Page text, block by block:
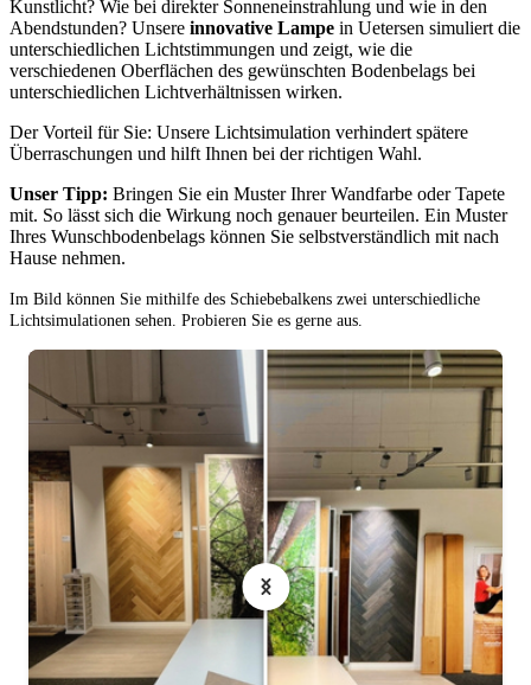
Kunstlicht? Wie bei direkter Sonneneinstrahlung und wie in den
Abendstunden? Unsere innovative Lampe in Uetersen simuliert die
unterschiedlichen Lichtstimmungen und zeigt, wie die
verschiedenen Oberflächen des gewünschten Bodenbelags bei
unterschiedlichen Lichtverhältnissen wirken.
Der Vorteil für Sie: Unsere Lichtsimulation verhindert spätere
Überraschungen und hilft Ihnen bei der richtigen Wahl.
Unser Tipp: Bringen Sie ein Muster Ihrer Wandfarbe oder Tapete
mit. So lässt sich die Wirkung noch genauer beurteilen. Ein Muster
Ihres Wunschbodenbelags können Sie selbstverständlich mit nach
Hause nehmen.
Im Bild können Sie mithilfe des Schiebebalkens zwei unterschiedliche
Lichtsimulationen sehen. Probieren Sie es gerne aus.